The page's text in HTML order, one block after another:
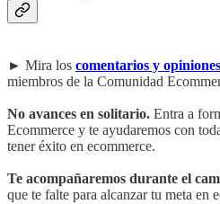
► Mira los comentarios y opiniones
miembros de la Comunidad
No avances en solitario. Entra a
Ecommerce y te ayudaremos con
tener éxito en ecommerce.
Te acompañaremos durante el
que te falte para alcanzar tu meta en